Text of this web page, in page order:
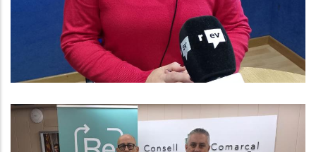
Altres
El Consell Comarcal Del Baix